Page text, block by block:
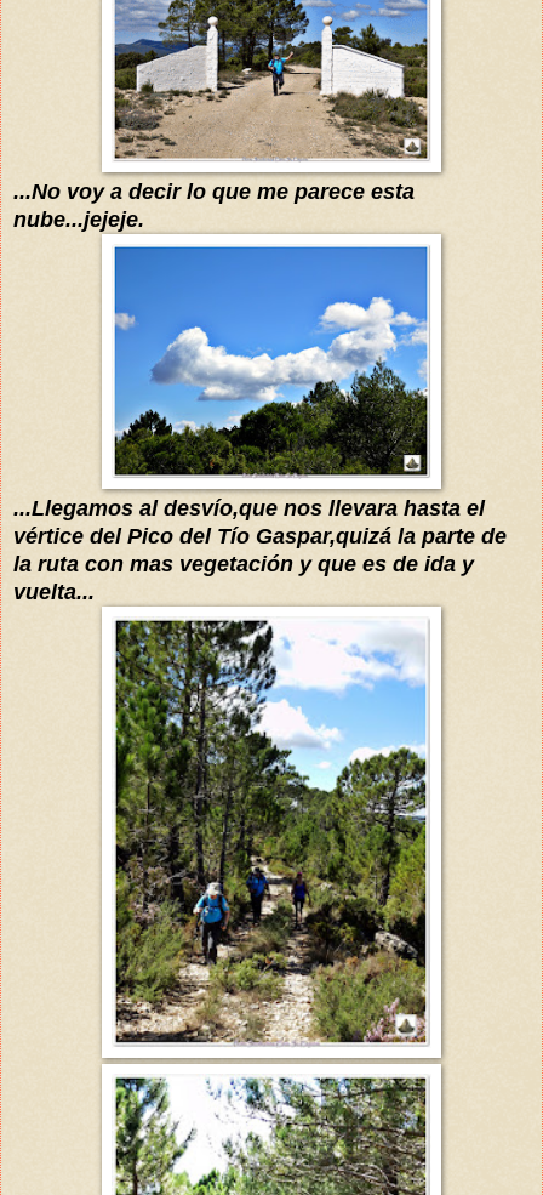
...No voy a decir lo que me parece esta
nube...jejeje.
...Llegamos al desvío,que nos llevara hasta el
vértice del Pico del Tío Gaspar,quizá la parte de
la ruta con mas vegetación y que es de ida y
vuelta...